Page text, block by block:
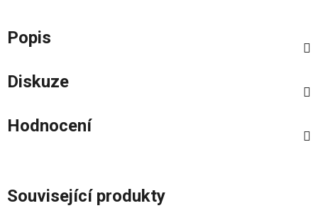
Popis
Diskuze
Hodnocení
Související produkty